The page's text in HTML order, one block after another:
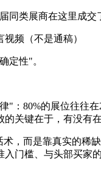
同类展商在这里成交
频（不是通稿）
定性"。
"：80%的展位往往
关键在于，有没有
，而是靠真实的稀
入门槛、与头部买家